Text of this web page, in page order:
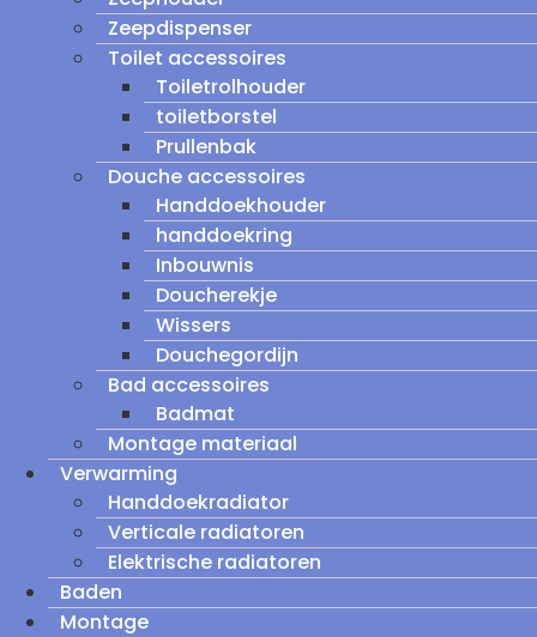
Zeepdispenser
Toilet accessoires
Toiletrolhouder
toiletborstel
Prullenbak
Douche accessoires
Handdoekhouder
handdoekring
Inbouwnis
Doucherekje
Wissers
Douchegordijn
Bad accessoires
Badmat
Montage materiaal
Verwarming
Handdoekradiator
Verticale radiatoren
Elektrische radiatoren
Baden
Montage